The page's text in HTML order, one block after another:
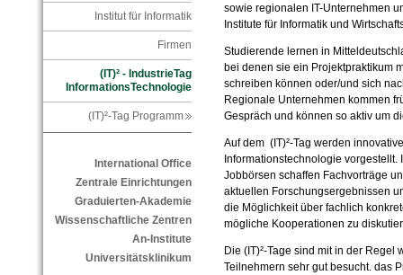
Institut für Informatik
Firmen
(IT)² - IndustrieTag
InformationsTechnologie
(IT)²-Tag Programm
International Office
Zentrale Einrichtungen
Graduierten-Akademie
Wissenschaftliche Zentren
An-Institute
Universitätsklinikum
sowie regionalen IT-Unternehmen
Institute für Informatik und
Studierende lernen in
bei denen sie ein Projektpraktikum
schreiben können oder/und sich
Regionale Unternehmen kommen
Gespräch und können so aktiv um
Auf dem (IT)²-Tag werden
Informationstechnologie
Jobbörsen schaffen Fachvorträge
aktuellen Forschungsergebnissen
die Möglichkeit über fachlich
mögliche Kooperationen zu
Die (IT)²-Tage sind mit in der
Teilnehmern sehr gut besucht. das